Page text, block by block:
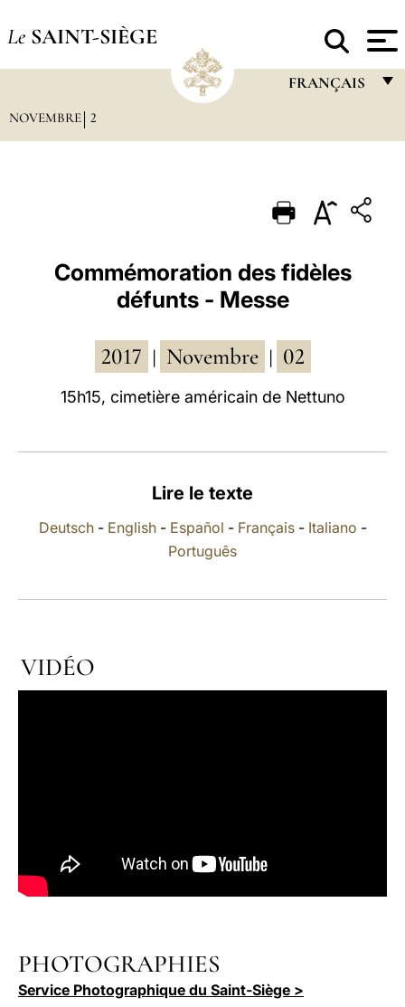
Le SAINT-SIÈGE
FRANÇAIS
PORTUGUÊS
ESPAÑOL
DEUTSCH
العربيّة
中文
NOVEMBRE 2
Commémoration des fidèles
défunts - Messe
2017 Novembre 02
15h15, cimetière américain de Nettuno
Lire le texte
Deutsch- English- Español - Français- Italiano -
Português
VIDÉO
PHOTOGRAPHIES
Service Photographique du Saint-Siège >